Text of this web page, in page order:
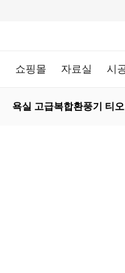
쇼핑몰 자료실 시
욕실 고급복합환풍기 티